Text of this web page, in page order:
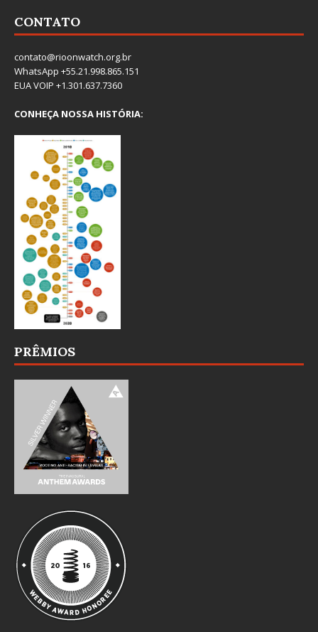
CONTATO
contato@rioonwatch.org.br
WhatsApp +55.21.998.865.151
EUA VOIP +1.301.637.7360
CONHEÇA NOSSA HISTÓRIA:
PRÊMIOS